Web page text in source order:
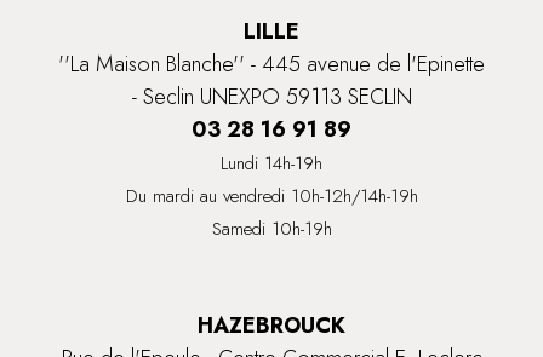
LILLE
''La Maison Blanche'' - 445 avenue de l'Epinette
- Seclin UNEXPO 59113 SECLIN
03 28 16 91 89
Lundi 14h-19h
Du mardi au vendredi 10h-12h/14h-19h
Samedi 10h-19h
HAZEBROUCK